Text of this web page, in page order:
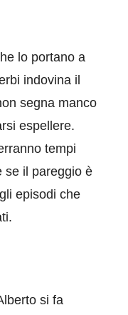
lo portano a
indovina il
segna manco
espellere.
tempi
se il pareggio è
episodi che
si fa